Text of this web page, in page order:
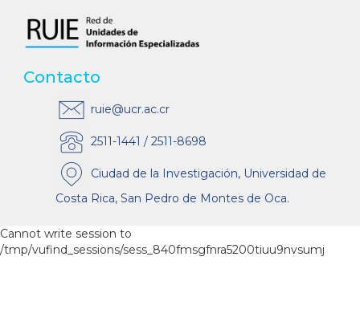
Contacto
ruie@ucr.ac.cr
2511-1441 / 2511-8698
Ciudad de la Investigación, Universidad de
Costa Rica, San Pedro de Montes de Oca.
Cannot write session to
/tmp/vufind_sessions/sess_840fmsgfnra5200tiuu9nvsumj